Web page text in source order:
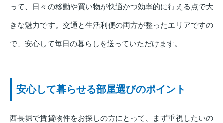
って、日々の移動や買い物が快適かつ効率的に行える点で大
きな魅力です。交通と生活利便の両方が整ったエリアですの
で、安心して毎日の暮らしを送っていただけます。
安心して暮らせる部屋選びのポイント
西長堀で賃貸物件をお探しの方にとって、まず重視したいの